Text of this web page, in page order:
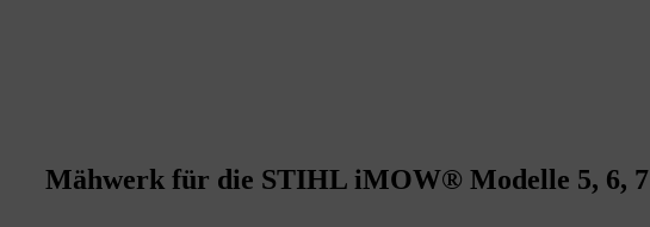
Mähwerk für die STIHL iMOW® Modelle 5, 6, 7